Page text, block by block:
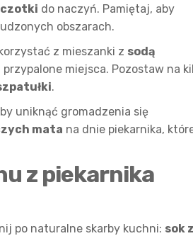
do naczyń. Pamiętaj, aby
obszarach.
z mieszanki z sodą
miejsca. Pozostaw na
.
uniknąć gromadzenia się
mata na dnie piekarnika,
z piekarnika
po naturalne skarby kuchni: sok z